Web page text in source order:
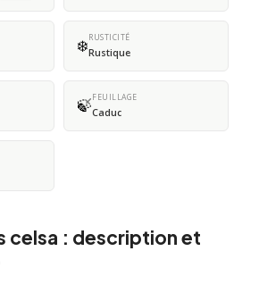
❄️RUSTICITÉ
Rustique
🍃FEUILLAGE
Caduc
celsa : description et